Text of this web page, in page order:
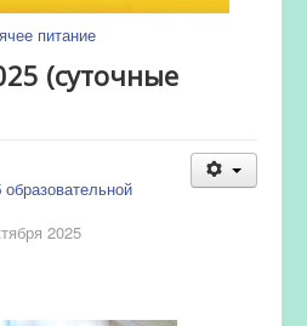
питание
(суточные
2025